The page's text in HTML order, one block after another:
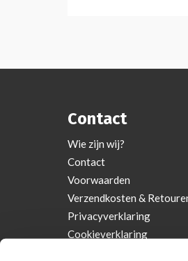
Contact
Wie zijn wij?
Contact
Voorwaarden
Verzendkosten &
Privacyverklaring
Cookieverklaring